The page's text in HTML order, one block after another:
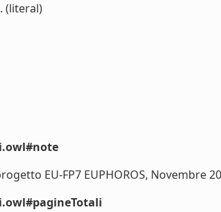
(literal)
EU-FP7 EUPHOROS, Novembre